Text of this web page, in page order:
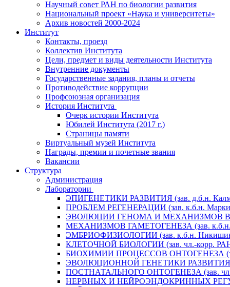
Научный совет РАН по биологии развития
Национальный проект «Наука и университеты»
Архив новостей 2000-2024
Институт
Контакты, проезд
Коллектив Института
Цели, предмет и виды деятельности Института
Внутренние документы
Государственные задания, планы и отчеты
Противодействие коррупции
Профсоюзная организация
История Института
Очерк истории Института
Юбилей Института (2017 г.)
Страницы памяти
Виртуальный музей Института
Награды, премии и почетные звания
Вакансии
Структура
Администрация
Лаборатории
ЭПИГЕНЕТИКИ РАЗВИТИЯ (зав. д.б.н.
ПРОБЛЕМ РЕГЕНЕРАЦИИ (зав. к.б.н.
ЭВОЛЮЦИИ ГЕНОМА И МЕХАНИЗМОВ
МЕХАНИЗМОВ ГАМЕТОГЕНЕЗА (зав.
ЭМБРИОФИЗИОЛОГИИ (зав. к.б.н.
КЛЕТОЧНОЙ БИОЛОГИИ (зав. чл.-корр. РАН
БИОХИМИИ ПРОЦЕССОВ ОНТОГЕНЕЗА
ЭВОЛЮЦИОННОЙ ГЕНЕТИКИ РАЗВИТИЯ
ПОСТНАТАЛЬНОГО ОНТОГЕНЕЗА (зав. чл.-
НЕРВНЫХ И НЕЙРОЭНДОКРИННЫХ